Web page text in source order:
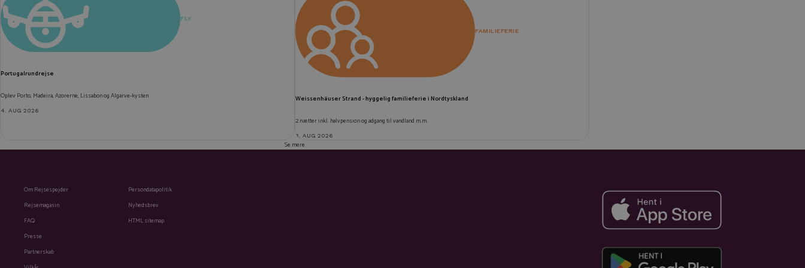
FLY
Portugalrundrejse
Oplev Porto, Madeira, Azorerne, Lissabon og Algarve-kysten
4. AUG 2026
FAMILIEFERIE
Weissenhäuser Strand - hyggelig familieferie i Nordtyskland
2 nætter inkl. halvpension og adgang til vandland m.m.
3. AUG 2026
Se mere
Om Rejsespejder
Rejsemagasin
FAQ
Presse
Partnerskab
Persondatapolitik
Nyhedsbrev
HTML sitemap